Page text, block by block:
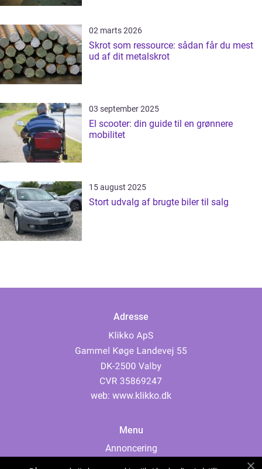
02 marts 2026
Skrot som ressource: sådan får du mest
ud af dit metalskrot
03 september 2025
El scooter: din guide til en grønnere
mobilitet
15 august 2025
Stort udvalg af brugte biler til salg
Adresse
web: www.klikko.dk
Menu
Annoncering